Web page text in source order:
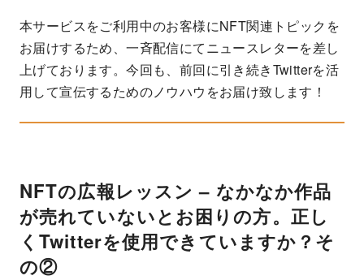
本サービスをご利用中のお客様にNFT関連トピックを
お届けするため、一斉配信にてニュースレターを差し
上げております。今回も、前回に引き続きTwitterを活
用して宣伝するためのノウハウをお届け致します！
NFTの広報レッスン – なかなか作品
が売れていないとお困りの方。正し
くTwitterを使用できていますか？そ
の②